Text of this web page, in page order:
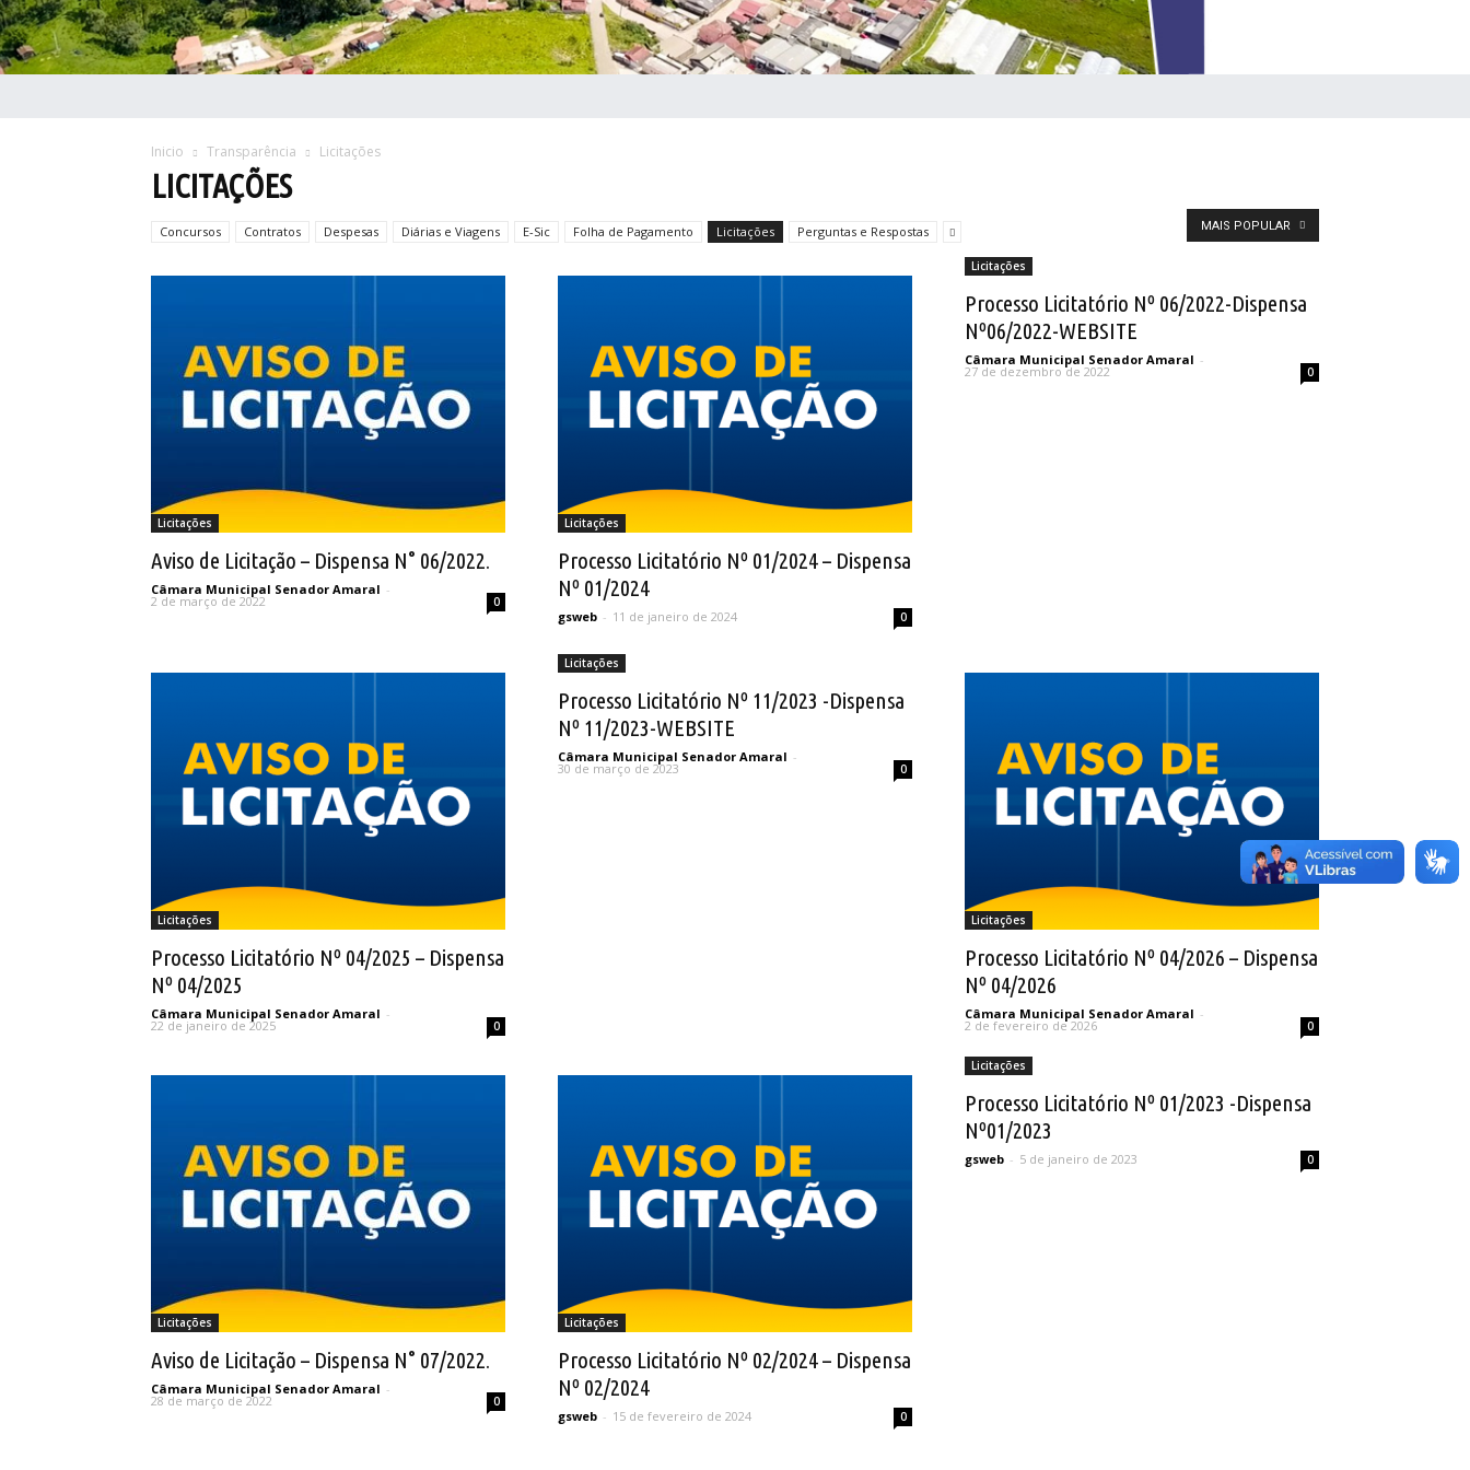
Inicio Transparência Licitações
LICITAÇÕES
Concursos Contratos Despesas Diárias e Viagens E-Sic Folha de Pagamento Licitações Perguntas e Respostas MAIS POPULAR
Licitações
Aviso de Licitação – Dispensa N° 06/2022.
Câmara Municipal Senador Amaral -
2 de março de 2022 0
Licitações
Processo Licitatório Nº 01/2024 – Dispensa
Nº 01/2024
gsweb - 11 de janeiro de 2024 0
Licitações
Processo Licitatório Nº 06/2022-Dispensa
Nº06/2022-WEBSITE
Câmara Municipal Senador Amaral -
27 de dezembro de 2022 0
Licitações
Processo Licitatório Nº 04/2025 – Dispensa
Nº 04/2025
Câmara Municipal Senador Amaral -
22 de janeiro de 2025 0
Licitações
Processo Licitatório Nº 11/2023 -Dispensa
Nº 11/2023-WEBSITE
Câmara Municipal Senador Amaral -
30 de março de 2023 0
Licitações
Processo Licitatório Nº 04/2026 – Dispensa
Nº 04/2026
Câmara Municipal Senador Amaral -
2 de fevereiro de 2026 0
Licitações
Aviso de Licitação – Dispensa N° 07/2022.
Câmara Municipal Senador Amaral -
28 de março de 2022 0
Licitações
Processo Licitatório Nº 02/2024 – Dispensa
Nº 02/2024
gsweb - 15 de fevereiro de 2024 0
Licitações
Processo Licitatório Nº 01/2023 -Dispensa
Nº01/2023
gsweb - 5 de janeiro de 2023 0